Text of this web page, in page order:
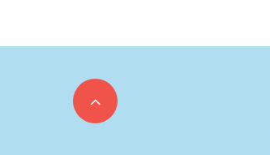
در همین حال، رازهای بیشتری درباره منشاء تایتان‌ها و